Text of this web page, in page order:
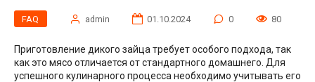
FAQ admin 01.10.2024 0 80
Приготовление дикого зайца требует особого подхода, так
как это мясо отличается от стандартного домашнего. Для
успешного кулинарного процесса необходимо учитывать его